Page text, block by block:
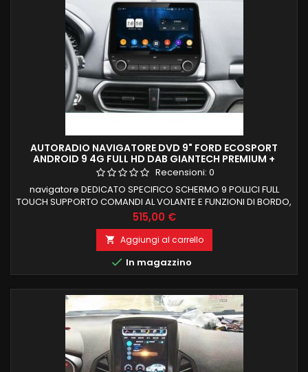
AUTORADIO NAVIGATORE DVD 9" FORD ECOSPORT
ANDROID 9 4G FULL HD DAB GIANTECH PREMIUM +
CAMERARecensioni: 0
navigatore DEDICATO SPECIFICO SCHERMO 9 POLLICI FULL
TOUCH SUPPORTO COMANDI AL VOLANTE E FUNZIONI DI BORDO,
RECUPERA SYNC USB E PARKING NON SI PERDE NULLA DI
ORIGINALE carplay e android auto integrati FORD ECOSPORT
DAL 2018 CON LETTORE DVD 4 GB RAM 64 GB ROM ANDROID 11
FUNZIONE MIRRORLINK DSP CAMERA RETROMARCIA OMAGGIO
COMPATIBILE MODULO DAB+WIFI...
Prezzo
515,00 €
 Aggiungi al carrello
 In magazzino